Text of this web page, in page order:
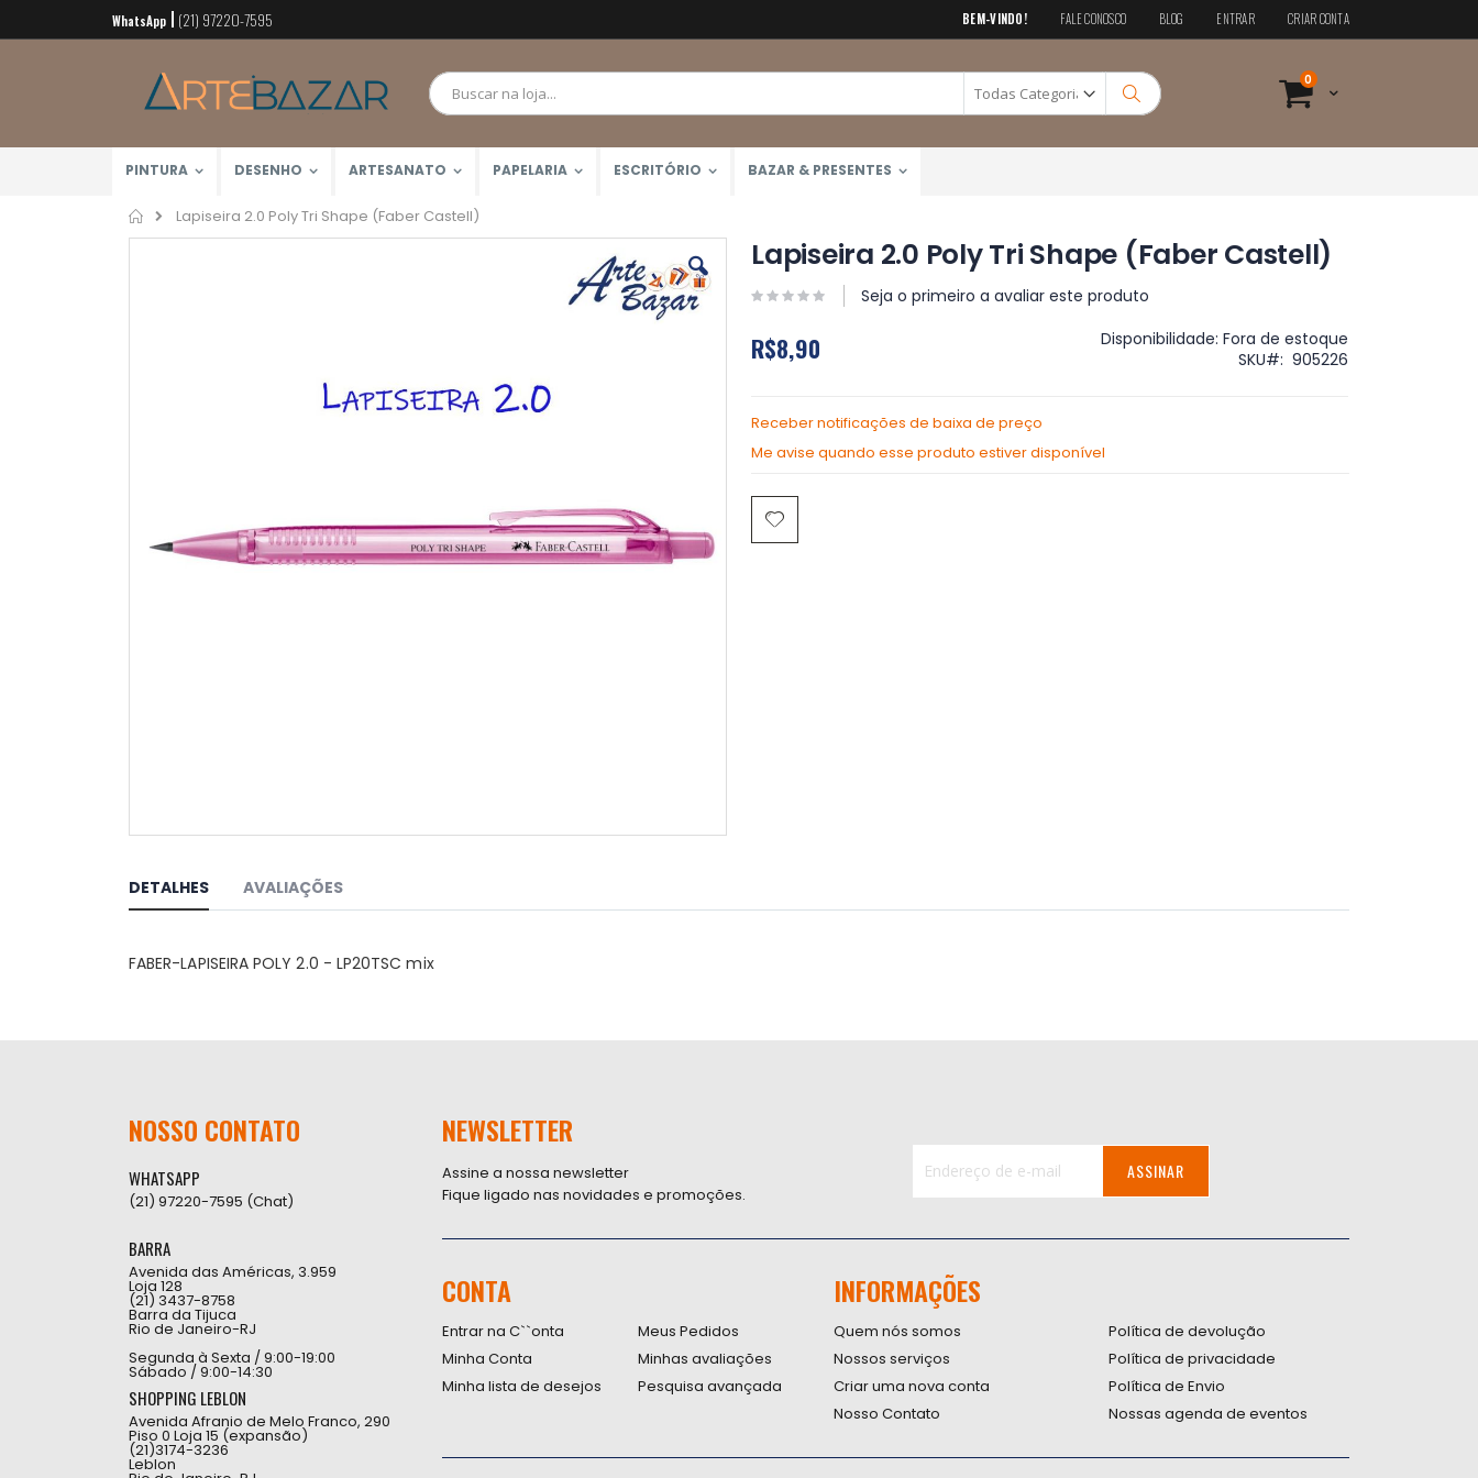
Pular
para
conteúdo
BEM-VINDO! FALE CONOSCO BLOG ENTRAR CRIAR CONTA
Cart
0 itens
Pesquisa
WhatsApp (21) 97220-7595
PINTURA DESENHO ARTESANATO PAPELARIA ESCRITÓRIO BAZAR & PRESENTES
Home
Lapiseira 2.0 Poly Tri Shape (Faber Castell)
Pular
o
início
de
Lapiseira 2.0 Poly Tri Shape (Faber Castell)
Seja o primeiro a avaliar este produto
R$8,90 Disponibilidade: Fora de estoque
SKU
905226
Receber notificações de baixa de preço
Me avise quando esse produto estiver disponível
DETALHES
FABER-LAPISEIRA POLY 2.0 - LP20TSC mix
AVALIAÇÕES
NOSSO CONTATO
WHATSAPP
(21) 97220-7595 (Chat)
BARRA
Avenida das Américas, 3.959
Loja 128
(21) 3437-8758
Barra da Tijuca
Rio de Janeiro-RJ
Segunda à Sexta / 9:00-19:00
Sábado / 9:00-14:30
SHOPPING LEBLON
Avenida Afranio de Melo Franco, 290
Piso 0 Loja 15 (expansão)
(21)3174-3236
Leblon
NEWSLETTER
Assine a nossa newsletter
Fique ligado nas novidades e promoções.
nossa
Newsletter:
ASSINAR
CONTA
Entrar na C``onta
Minha Conta
Minha lista de desejos
Meus Pedidos
Minhas avaliações
Pesquisa avançada
INFORMAÇÕES
Quem nós somos
Nossos serviços
Criar uma nova conta
Nosso Contato
Política de devolução
Política de privacidade
Política de Envio
Nossas agenda de eventos